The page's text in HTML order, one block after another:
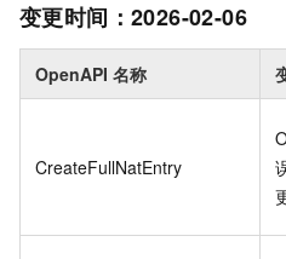
变更时间： 2026-02-06
OpenAPI 名称
CreateFullNatEntry